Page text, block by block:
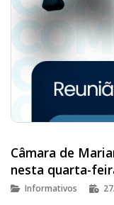
Câmara de
nesta quarta-
Informativos